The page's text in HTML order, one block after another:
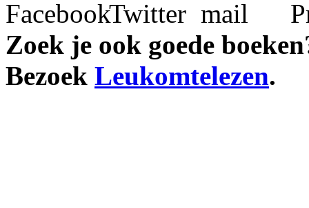
Zoek je ook goede
Bezoek Leukomtelezen.